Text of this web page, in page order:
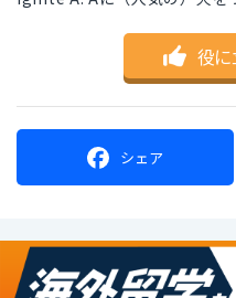
役
シェア